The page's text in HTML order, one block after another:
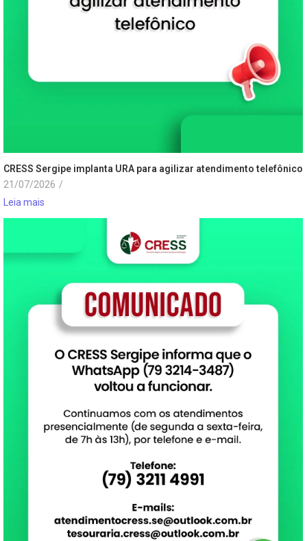
CRESS Sergipe implanta URA para agilizar atendimento telefônico
21/07/2026 /
Leia mais